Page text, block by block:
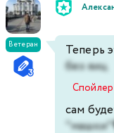
Ветеран
Теперь
без яиц
Спойлер
сам